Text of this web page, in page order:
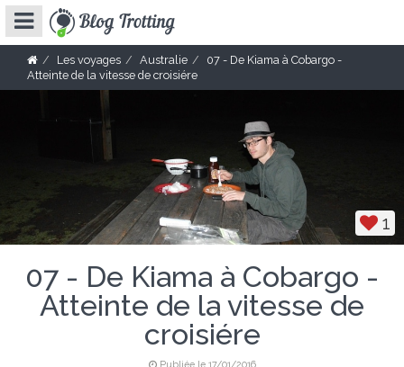
Les voyages Australie
07 - De Kiama à Cobargo -
Atteinte de la vitesse de croisiére
1
07 - De Kiama à Cobargo -
Atteinte de la vitesse de
croisiére
Publiée le 17/01/2016